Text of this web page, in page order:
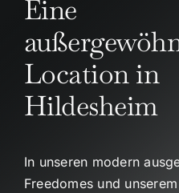
Eine
Location in
Hildesheim
In unseren modern
Freedomes und unserem